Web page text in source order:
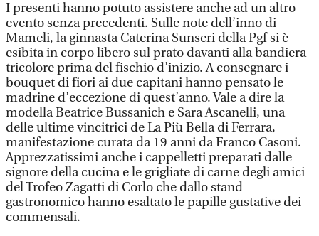
I presenti hanno potuto assistere anche ad un altro
evento senza precedenti. Sulle note dell’inno di
Mameli, la ginnasta Caterina Sunseri della Pgf si è
esibita in corpo libero sul prato davanti alla bandiera
tricolore prima del fischio d’inizio. A consegnare i
bouquet di fiori ai due capitani hanno pensato le
madrine d’eccezione di quest’anno. Vale a dire la
modella Beatrice Bussanich e Sara Ascanelli, una
delle ultime vincitrici de La Più Bella di Ferrara,
manifestazione curata da 19 anni da Franco Casoni.
Apprezzatissimi anche i cappelletti preparati dalle
signore della cucina e le grigliate di carne degli amici
del Trofeo Zagatti di Corlo che dallo stand
gastronomico hanno esaltato le papille gustative dei
commensali.